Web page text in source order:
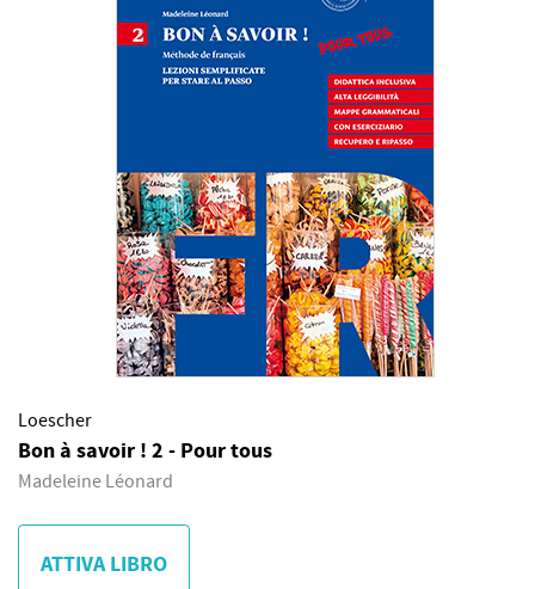
Loescher
Bon à savoir ! 2 - Pour tous
Madeleine Léonard
ATTIVA LIBRO